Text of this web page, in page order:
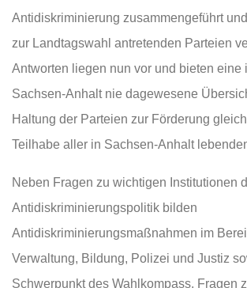
Antidiskriminierung zusammengeführt
zur Landtagswahl antretenden Parteien
Antworten liegen nun vor und bieten eine
Sachsen-Anhalt nie dagewesene
Haltung der Parteien zur Förderung
Teilhabe aller in Sachsen-Anhalt
Neben Fragen zu wichtigen Institutionen
Antidiskriminierungspolitik bilden
Antidiskriminierungsmaßnahmen im
Verwaltung, Bildung, Polizei und Justiz
Schwerpunkt des Wahlkompass. Fragen